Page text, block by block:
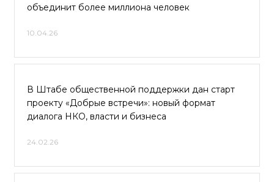
объединит более миллиона человек
10.04.26
В Штабе общественной поддержки дан старт
проекту «Добрые встречи»: новый формат
диалога НКО, власти и бизнеса
24.02.26